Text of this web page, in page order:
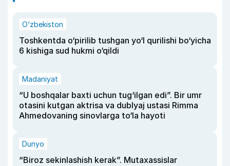
O‘zbekiston
Toshkentda o‘pirilib tushgan yo‘l qurilishi bo‘yicha
6 kishiga sud hukmi o‘qildi
Madaniyat
“U boshqalar baxti uchun tug‘ilgan edi”. Bir umr
otasini kutgan aktrisa va dublyaj ustasi Rimma
Ahmedovaning sinovlarga to‘la hayoti
Dunyo
“Biroz sekinlashish kerak”. Mutaxassislar